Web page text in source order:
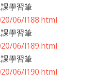
學習筆
06/l188.html
學習筆
06/l189.html
學習筆
06/l190.html